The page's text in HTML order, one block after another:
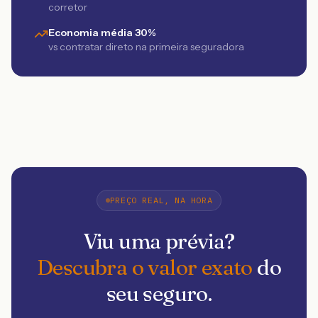
corretor
Economia média 30%
vs contratar direto na primeira seguradora
PREÇO REAL, NA HORA
Viu uma prévia?
Descubra o valor exato do
seu seguro.